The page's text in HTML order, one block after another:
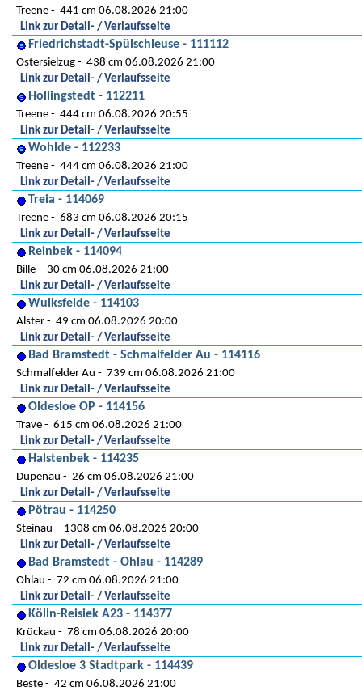
Treene
441 cm 06.08.2026 21:00
Link zur Detail- / Verlaufsseite
Friedrichstadt-Spülschleuse - 111112
Ostersielzug
438 cm 06.08.2026 21:00
Link zur Detail- / Verlaufsseite
Hollingstedt - 112211
Treene
444 cm 06.08.2026 20:55
Link zur Detail- / Verlaufsseite
Wohlde - 112233
Treene
444 cm 06.08.2026 21:00
Link zur Detail- / Verlaufsseite
Treia - 114069
Treene
683 cm 06.08.2026 20:15
Link zur Detail- / Verlaufsseite
Reinbek - 114094
Bille
30 cm 06.08.2026 21:00
Link zur Detail- / Verlaufsseite
Wulksfelde - 114103
Alster
49 cm 06.08.2026 20:00
Link zur Detail- / Verlaufsseite
Bad Bramstedt - Schmalfelder Au - 114116
Schmalfelder Au
739 cm 06.08.2026 21:00
Link zur Detail- / Verlaufsseite
Oldesloe OP - 114156
Trave
615 cm 06.08.2026 21:00
Link zur Detail- / Verlaufsseite
Halstenbek - 114235
Düpenau
26 cm 06.08.2026 21:00
Link zur Detail- / Verlaufsseite
Pötrau - 114250
Steinau
1308 cm 06.08.2026 20:00
Link zur Detail- / Verlaufsseite
Bad Bramstedt - Ohlau - 114289
Ohlau
72 cm 06.08.2026 21:00
Link zur Detail- / Verlaufsseite
Kölln-Reisiek A23 - 114377
Krückau
78 cm 06.08.2026 20:00
Link zur Detail- / Verlaufsseite
Oldesloe 3 Stadtpark - 114439
Beste
42 cm 06.08.2026 21:00